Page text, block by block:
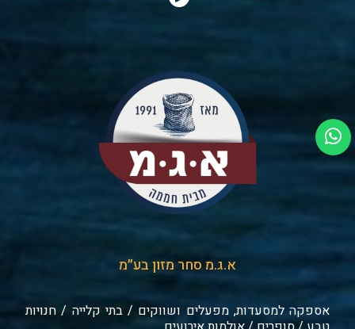
א.ג.מ סחר מזון בע״מ
אספקה למסעדות, מפעלים ושווקים / בתי קלייה / חנויות